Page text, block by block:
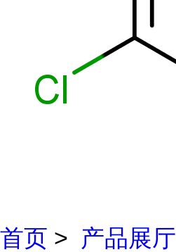
首页 > 产品展厅